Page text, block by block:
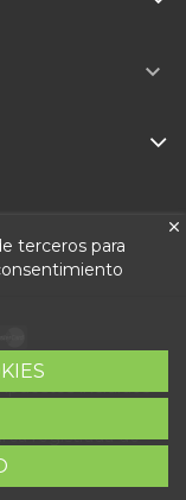
terceros para

incluidos
registrada de